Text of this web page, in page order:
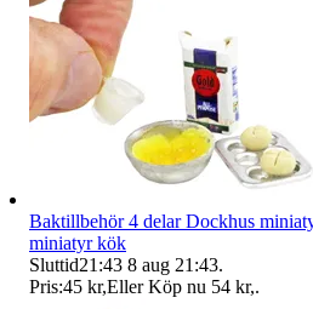
Baktillbehör 4 delar Dockhus
miniatyr kök
Sluttid21:43 8 aug 21:43.
Pris:45 kr,Eller Köp nu 54 kr,.